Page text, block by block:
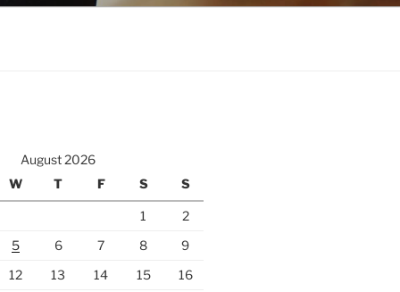
August 2026
W T F S S
1
2
5 6 7 8
9
12 13 14 15
16